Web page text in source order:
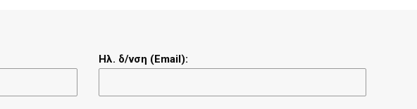
Ηλ. δ/νση (Email):